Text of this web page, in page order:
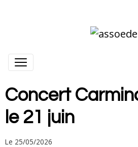
Concert
le 21 juin
Le 25/05/2026